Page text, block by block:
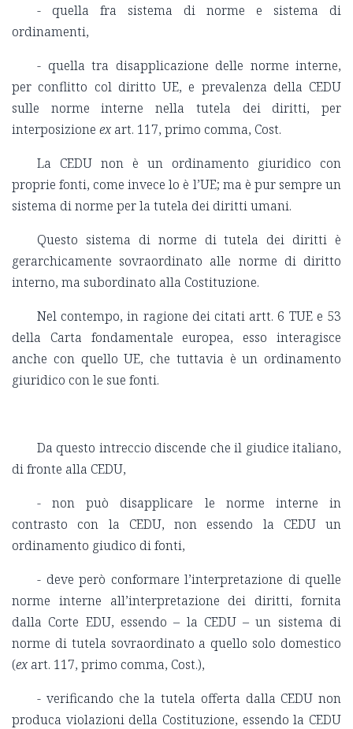
- quella fra sistema di norme e sistema di
ordinamenti,
- quella tra disapplicazione delle norme interne,
per conflitto col diritto UE, e prevalenza della CEDU
sulle norme interne nella tutela dei diritti, per
interposizione exart. 117, primo comma, Cost.
La CEDU non è un ordinamento giuridico con
proprie fonti, come invece lo è l’UE; ma è pur sempre un
sistema di norme per la tutela dei diritti umani.
Questo sistema di norme di tutela dei diritti è
gerarchicamente sovraordinato alle norme di diritto
interno, ma subordinato alla Costituzione.
Nel contempo, in ragione dei citati artt. 6 TUE e 53
della Carta fondamentale europea, esso interagisce
anche con quello UE, che tuttavia è un ordinamento
giuridico con le sue fonti.
Da questo intreccio discende che il giudice italiano,
di fronte alla CEDU,
- non può disapplicare le norme interne in
contrasto con la CEDU, non essendo la CEDU un
ordinamento giudico di fonti,
- deve però conformare l’interpretazione di quelle
norme interne all’interpretazione dei diritti, fornita
dalla Corte EDU, essendo – la CEDU – un sistema di
norme di tutela sovraordinato a quello solo domestico
(exart. 117, primo comma, Cost.),
- verificando che la tutela offerta dalla CEDU non
produca violazioni della Costituzione, essendo la CEDU